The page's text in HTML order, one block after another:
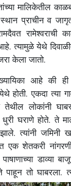
मालिकेतील
स्थान प्राचीन व
रामेश्वराची
.त्यामुळे येथे
केला जातो.
आहे की ही
होती.एकदा त्या
तेथील लोकांनी
धुरी घराणे होते.ते
झाले.त्यांनी जमिनी
एक शेतकरी
पाषाणाच्या डाव्या
पाहून तो घाबरला.